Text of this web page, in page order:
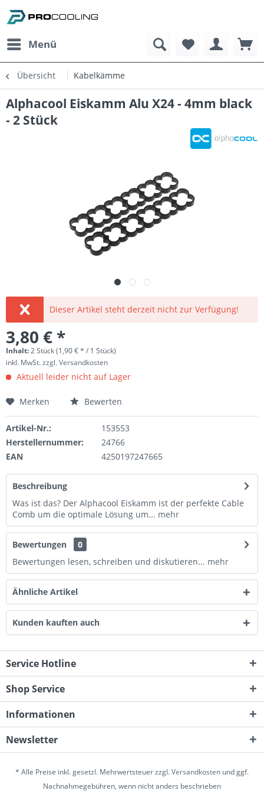
Menü
Übersicht Kabelkämme
Alphacool Eiskamm Alu X24 - 4mm black
- 2 Stück
Dieser Artikel steht derzeit nicht zur Verfügung!
3,80 € *
Inhalt:2 Stück (1,90 € * / 1 Stück)
inkl. MwSt.zzgl. Versandkosten
Aktuell leider nicht auf Lager
Merken Bewerten
Artikel-Nr.:
153553
Herstellernummer:
24766
EAN
4250197247665
Beschreibung
Was ist das? Der Alphacool Eiskamm ist der perfekte Cable
Comb um die optimale Lösung um... mehr
Bewertungen
0
Bewertungen lesen, schreiben und diskutieren... mehr
Ähnliche Artikel
Kunden kauften auch
Service Hotline
Shop Service
Informationen
Newsletter
* Alle Preise inkl. gesetzl. Mehrwertsteuer zzgl.Versandkosten und ggf.
Nachnahmegebühren, wenn nicht anders beschrieben